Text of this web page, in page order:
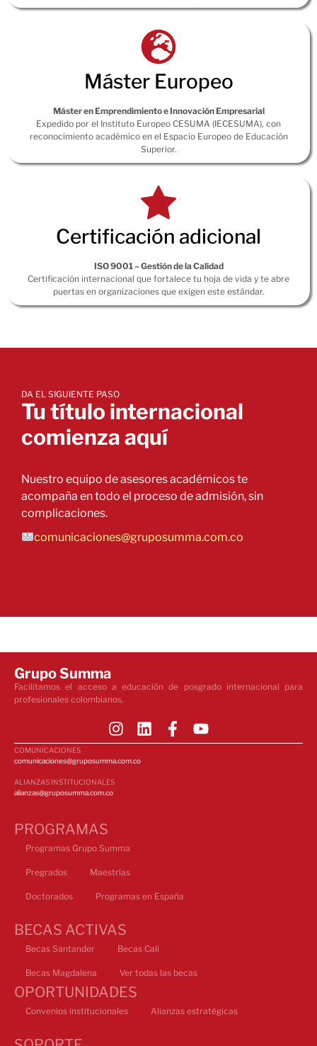
Máster Europeo
Máster en Emprendimiento e Innovación Empresarial
Expedido por el Instituto Europeo CESUMA (IECESUMA), con
reconocimiento académico en el Espacio Europeo de Educación
Superior.
Certificación adicional
ISO 9001 – Gestión de la Calidad
Certificación internacional que fortalece tu hoja de vida y te abre
puertas en organizaciones que exigen este estándar.
DA EL SIGUIENTE PASO
Tu título internacional
comienza aquí
Nuestro equipo de asesores académicos te
acompaña en todo el proceso de admisión, sin
complicaciones.
comunicaciones@gruposumma.com.co
Grupo Summa
Facilitamos el acceso a educación de posgrado internacional para
profesionales colombianos.
COMUNICACIONES
comunicaciones@gruposumma.com.co
ALIANZAS INSTITUCIONALES
alianzas@gruposumma.com.co
PROGRAMAS
Programas Grupo Summa
Pregrados Maestrías
Doctorados Programas en España
BECAS ACTIVAS
Becas Santander Becas Cali
Becas Magdalena Ver todas las becas
OPORTUNIDADES
Convenios institucionales Alianzas estratégicas